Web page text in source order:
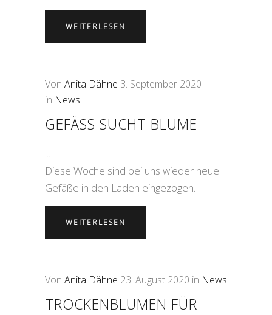
WEITERLESEN
Von Anita Dähne 3. September 2020
in News
GEFÄSS SUCHT BLUME
Diese Woche sind bei uns wieder neue
Gefäße in den Laden eingezogen.
WEITERLESEN
Von Anita Dähne 23. August 2020 in News
TROCKENBLUMEN FÜR